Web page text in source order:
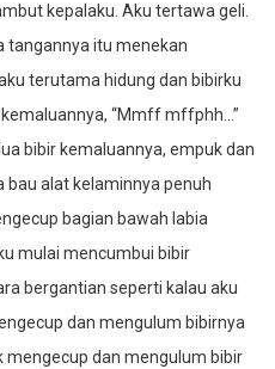
kepalaku. Aku tertawa geli.
tangannya itu menekan
terutama hidung dan bibirku
“Mmff mffphh…”
bibir kemaluannya, empuk dan
bau alat kelaminnya penuh
bagian bawah labia
mulai mencumbui bibir
bergantian seperti kalau aku
dan mengulum bibirnya
mengecup dan mengulum bibir